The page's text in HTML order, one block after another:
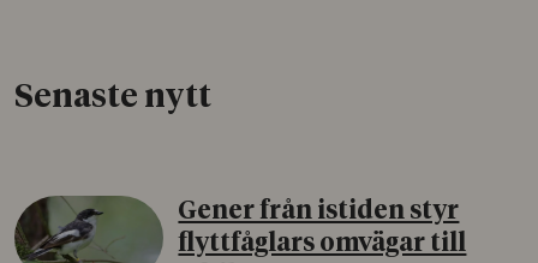
Senaste nytt
Gener från istiden styr
flyttfåglars omvägar till